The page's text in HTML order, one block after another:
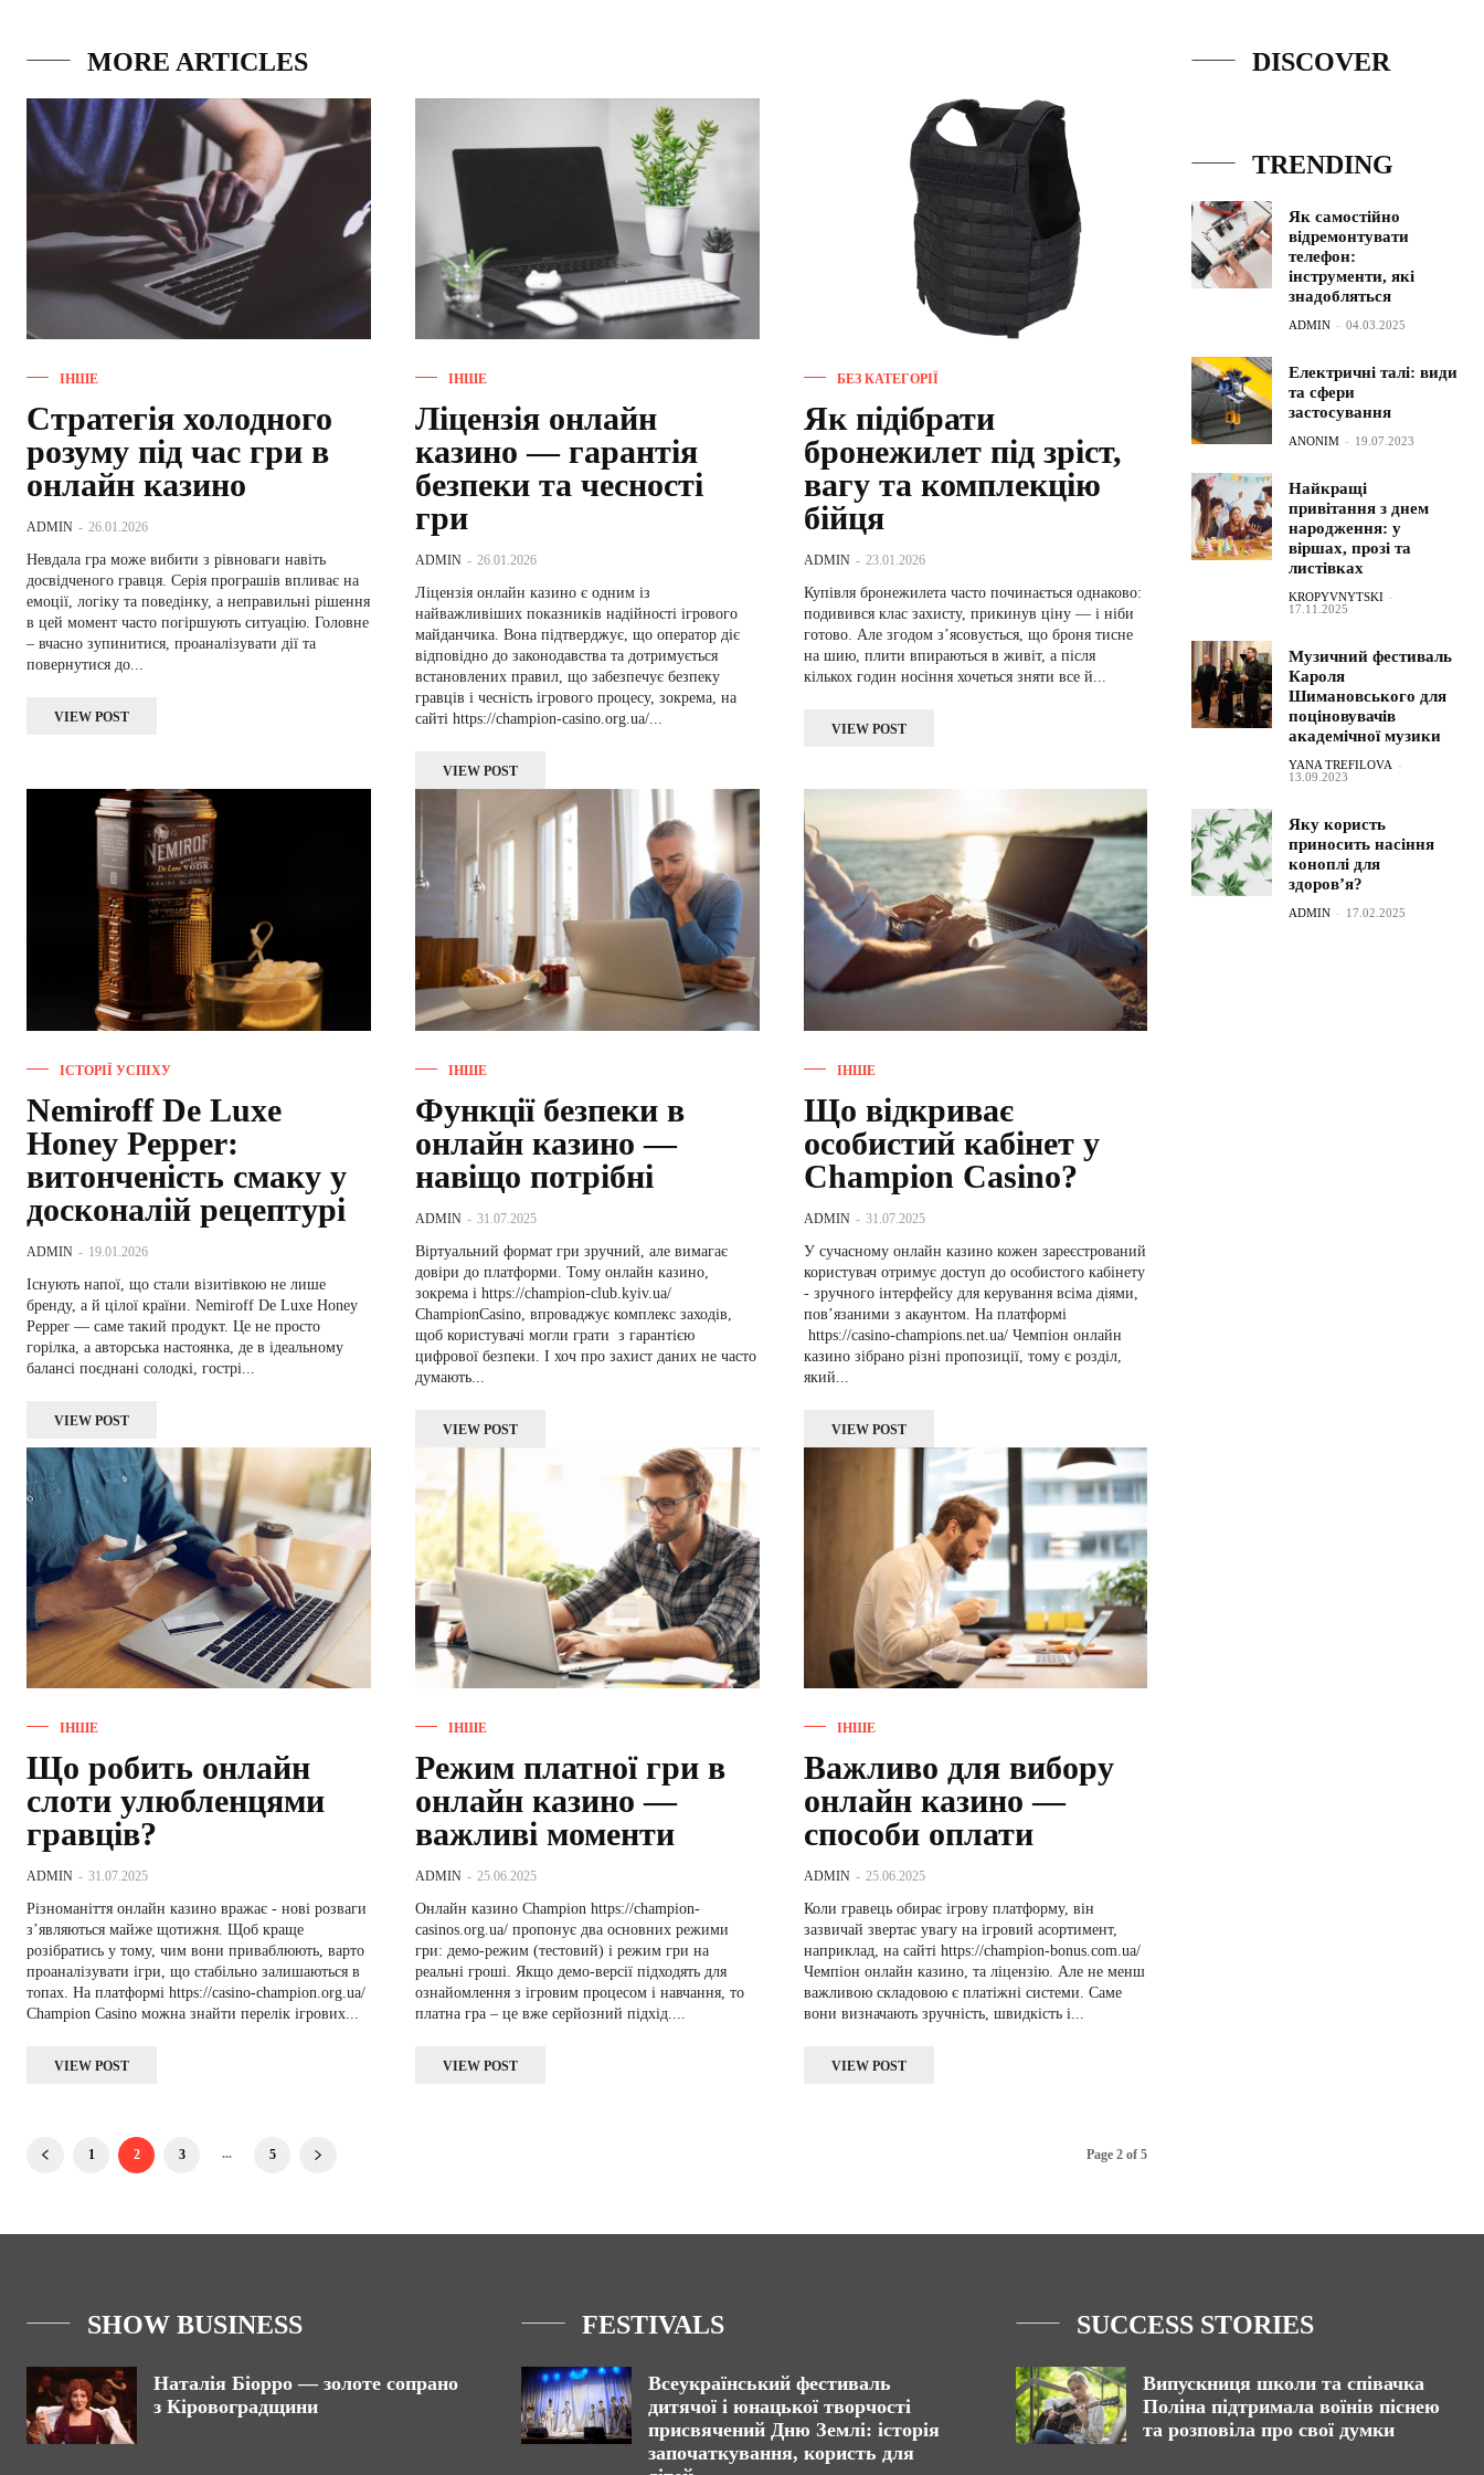
MORE ARTICLES
ІНШЕ
Стратегія холодного
розуму під час гри в
онлайн казино
ADMIN - 26.01.2026
Невдала гра може вибити з рівноваги навіть
досвідченого гравця. Серія програшів впливає на
емоції, логіку та поведінку, а неправильні рішення
в цей момент часто погіршують ситуацію. Головне
– вчасно зупинитися, проаналізувати дії та
повернутися до...
VIEW POST
ІНШЕ
Ліцензія онлайн
казино — гарантія
безпеки та чесності
гри
ADMIN - 26.01.2026
Ліцензія онлайн казино є одним із
найважливіших показників надійності ігрового
майданчика. Вона підтверджує, що оператор діє
відповідно до законодавства та дотримується
встановлених правил, що забезпечує безпеку
гравців і чесність ігрового процесу, зокрема, на
сайті https://champion-casino.org.ua/...
VIEW POST
БЕЗ КАТЕГОРІЇ
Як підібрати
бронежилет під зріст,
вагу та комплекцію
бійця
ADMIN - 23.01.2026
Купівля бронежилета часто починається однаково:
подивився клас захисту, прикинув ціну — і ніби
готово. Але згодом з’ясовується, що броня тисне
на шию, плити впираються в живіт, а після
кількох годин носіння хочеться зняти все й...
VIEW POST
ІСТОРІЇ УСПІХУ
Nemiroff De Luxe
Honey Pepper:
витонченість смаку у
досконалій рецептурі
ADMIN - 19.01.2026
Існують напої, що стали візитівкою не лише
бренду, а й цілої країни. Nemiroff De Luxe Honey
Pepper — саме такий продукт. Це не просто
горілка, а авторська настоянка, де в ідеальному
балансі поєднані солодкі, гострі...
VIEW POST
ІНШЕ
Функції безпеки в
онлайн казино —
навіщо потрібні
ADMIN - 31.07.2025
Віртуальний формат гри зручний, але вимагає
довіри до платформи. Тому онлайн казино,
зокрема і https://champion-club.kyiv.ua/
ChampionCasino, впроваджує комплекс заходів,
щоб користувачі могли грати з гарантією
цифрової безпеки. І хоч про захист даних не часто
думають...
VIEW POST
ІНШЕ
Що відкриває
особистий кабінет у
Champion Casino?
ADMIN - 31.07.2025
У сучасному онлайн казино кожен зареєстрований
користувач отримує доступ до особистого кабінету
- зручного інтерфейсу для керування всіма діями,
пов’язаними з акаунтом. На платформі
https://casino-champions.net.ua/ Чемпіон онлайн
казино зібрано різні пропозиції, тому є розділ,
який...
VIEW POST
ІНШЕ
Що робить онлайн
слоти улюбленцями
гравців?
ADMIN - 31.07.2025
Різноманіття онлайн казино вражає - нові розваги
з’являються майже щотижня. Щоб краще
розібратись у тому, чим вони приваблюють, варто
проаналізувати ігри, що стабільно залишаються в
топах. На платформі https://casino-champion.org.ua/
Champion Casino можна знайти перелік ігрових...
VIEW POST
ІНШЕ
Режим платної гри в
онлайн казино —
важливі моменти
ADMIN - 25.06.2025
Онлайн казино Champion https://champion-
casinos.org.ua/ пропонує два основних режими
гри: демо-режим (тестовий) і режим гри на
реальні гроші. Якщо демо-версії підходять для
ознайомлення з ігровим процесом і навчання, то
платна гра – це вже серйозний підхід....
VIEW POST
ІНШЕ
Важливо для вибору
онлайн казино —
способи оплати
ADMIN - 25.06.2025
Коли гравець обирає ігрову платформу, він
зазвичай звертає увагу на ігровий асортимент,
наприклад, на сайті https://champion-bonus.com.ua/
Чемпіон онлайн казино, та ліцензію. Але не менш
важливою складовою є платіжні системи. Саме
вони визначають зручність, швидкість і...
VIEW POST
1 2 3 ... 5 Page 2 of 5
DISCOVER
TRENDING
Як самостійно
відремонтувати
телефон:
інструменти, які
знадобляться
ADMIN - 04.03.2025
Електричні талі: види
та сфери
застосування
ANONIM - 19.07.2023
Найкращі
привітання з днем
народження: у
віршах, прозі та
листівках
KROPYVNYTSKI -
17.11.2025
Музичний фестиваль
Кароля
Шимановського для
поціновувачів
академічної музики
YANA TREFILOVA -
13.09.2023
Яку користь
приносить насіння
коноплі для
здоров’я?
ADMIN - 17.02.2025
SHOW BUSINESS
Наталія Біорро — золоте сопрано
з Кіровоградщини
FESTIVALS
Всеукраїнський фестиваль
дитячої і юнацької творчості
присвячений Дню Землі: історія
започаткування, користь для
SUCCESS STORIES
Випускниця школи та співачка
Поліна підтримала воїнів піснею
та розповіла про свої думки